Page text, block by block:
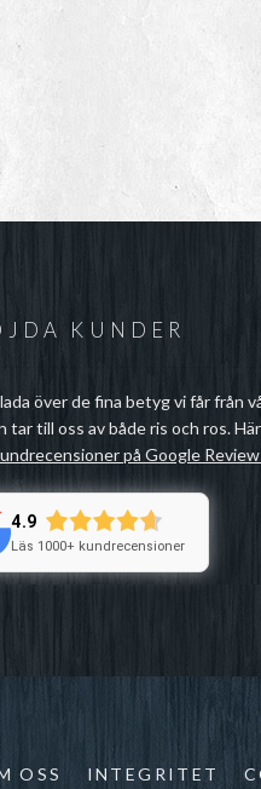
KUNDER
över de fina betyg vi får från
tar till oss av både ris och ros.
på Google
4.9
Läs 1000+ kundrecensioner
OSS INTEGRITET